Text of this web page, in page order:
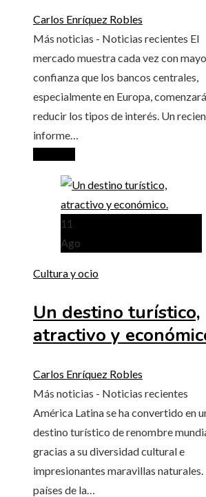
Carlos Enríquez Robles
Más noticias - Noticias recientes El
mercado muestra cada vez con
confianza que los bancos centrales,
especialmente en Europa,
reducir los tipos de interés. Un
informe…
11
Ago
Cultura y ocio
Un destino turístico,
atractivo y
Carlos Enríquez Robles
Más noticias - Noticias recientes
América Latina se ha convertido en
destino turístico de renombre
gracias a su diversidad cultural e
impresionantes maravillas naturales.
países de la…